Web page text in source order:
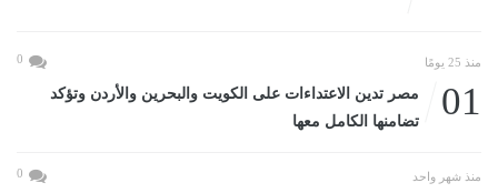
منذ 25 يومًا 0
01
مصر تدين الاعتداءات على الكويت والبحرين والأردن وتؤكد
تضامنها الكامل معها
منذ شهر واحد 0